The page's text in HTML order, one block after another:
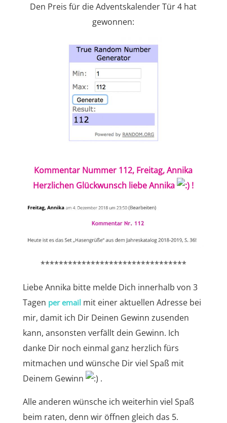
Den Preis für die Adventskalender Tür 4 hat
gewonnen:
Kommentar Nummer 112, Freitag, Annika
Herzlichen Glückwunsch liebe Annika
!
********************************
Liebe Annika bitte melde Dich innerhalb von 3
Tagen per email mit einer aktuellen Adresse bei
mir, damit ich Dir Deinen Gewinn zusenden
kann, ansonsten verfällt dein Gewinn. Ich
danke Dir noch einmal ganz herzlich fürs
mitmachen und wünsche Dir viel Spaß mit
Deinem Gewinn
.
Alle anderen wünsche ich weiterhin viel Spaß
beim raten, denn wir öffnen gleich das 5.